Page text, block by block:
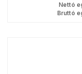
Nettó
Bruttó